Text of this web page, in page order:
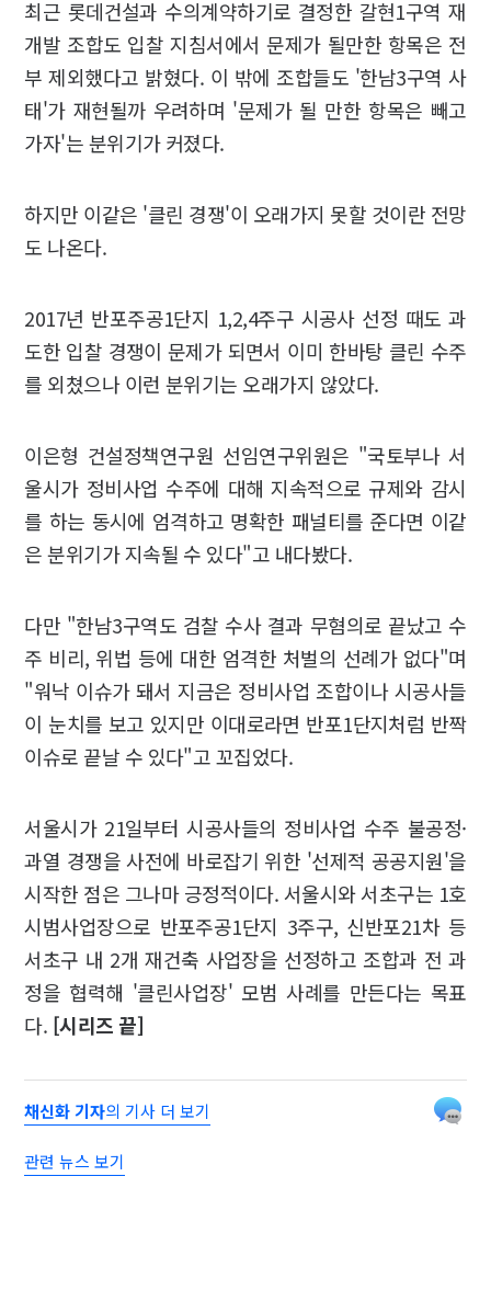
최근 롯데건설과 수의계약하기로 결정한 갈현1구역 재
개발 조합도 입찰 지침서에서 문제가 될만한 항목은 전
부 제외했다고 밝혔다. 이 밖에 조합들도 '한남3구역 사
태'가 재현될까 우려하며 '문제가 될 만한 항목은 빼고
가자'는 분위기가 커졌다.
하지만 이같은 '클린 경쟁'이 오래가지 못할 것이란 전망
도 나온다.
2017년 반포주공1단지 1,2,4주구 시공사 선정 때도 과
도한 입찰 경쟁이 문제가 되면서 이미 한바탕 클린 수주
를 외쳤으나 이런 분위기는 오래가지 않았다.
이은형 건설정책연구원 선임연구위원은 "국토부나 서
울시가 정비사업 수주에 대해 지속적으로 규제와 감시
를 하는 동시에 엄격하고 명확한 패널티를 준다면 이같
은 분위기가 지속될 수 있다"고 내다봤다.
다만 "한남3구역도 검찰 수사 결과 무혐의로 끝났고 수
주 비리, 위법 등에 대한 엄격한 처벌의 선례가 없다"며
"워낙 이슈가 돼서 지금은 정비사업 조합이나 시공사들
이 눈치를 보고 있지만 이대로라면 반포1단지처럼 반짝
이슈로 끝날 수 있다"고 꼬집었다.
서울시가 21일부터 시공사들의 정비사업 수주 불공정·
과열 경쟁을 사전에 바로잡기 위한 '선제적 공공지원'을
시작한 점은 그나마 긍정적이다. 서울시와 서초구는 1호
시범사업장으로 반포주공1단지 3주구, 신반포21차 등
서초구 내 2개 재건축 사업장을 선정하고 조합과 전 과
정을 협력해 '클린사업장' 모범 사례를 만든다는 목표
다. [시리즈 끝]
채신화 기자의 기사 더 보기
관련 뉴스 보기